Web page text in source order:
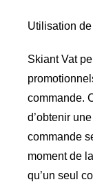
Utilisation
Skiant Vat
commande.
d’obtenir
commande
moment de
qu’un seul